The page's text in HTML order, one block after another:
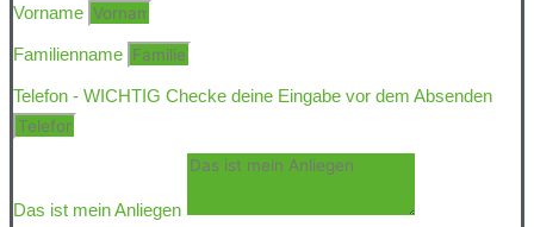
Vorname
Familienname
Telefon - WICHTIG Checke deine Eingabe vor dem Absenden
Das ist mein Anliegen